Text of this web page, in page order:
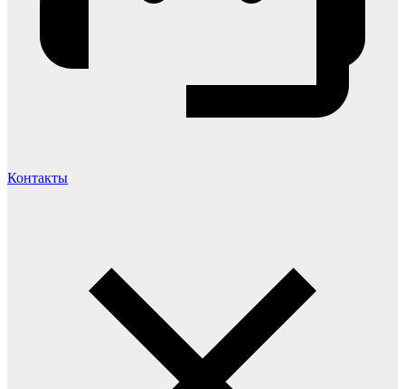
Контакты